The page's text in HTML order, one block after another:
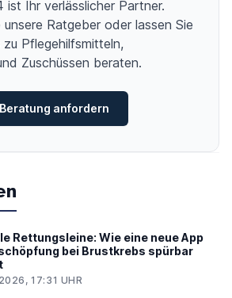
ist Ihr verlässlicher Partner.
Ratgeber oder lassen Sie
Pflegehilfsmitteln,
Zuschüssen beraten.
anfordern
Rettungsleine: Wie eine neue App
bei Brustkrebs spürbar
17:31 UHR